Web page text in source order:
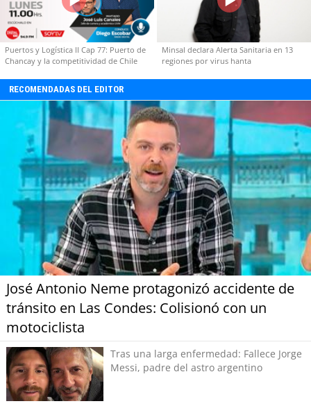
Puertos y Logística II Cap 77: Puerto de
Chancay y la competitividad de Chile
Minsal declara Alerta Sanitaria en 13
regiones por virus hanta
RECOMENDADAS DEL EDITOR
José Antonio Neme protagonizó accidente de
tránsito en Las Condes: Colisionó con un
motociclista
Tras una larga enfermedad: Fallece Jorge
Messi, padre del astro argentino